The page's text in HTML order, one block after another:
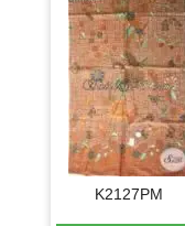
K2127PM